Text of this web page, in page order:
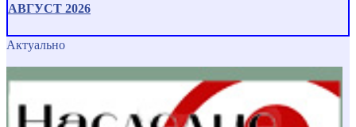
АВГУСТ 2026
Актуально